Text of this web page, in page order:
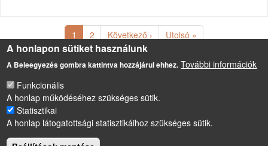
Oldalszámozás1 2 Következő ›Következő oldal
Utolsó »Utolsó oldal
LÁBLÉC
Impresszum
Sütikezelési szabályzat
A honlapon sütiket használunk
A Beleegyezés gombra kattintva hozzájárul ehhez. További információk
Funkcionális
A honlap működéséhez szükséges sütik.
Statisztikai
A honlap látogatottsági statisztikáihoz szükséges sütik.